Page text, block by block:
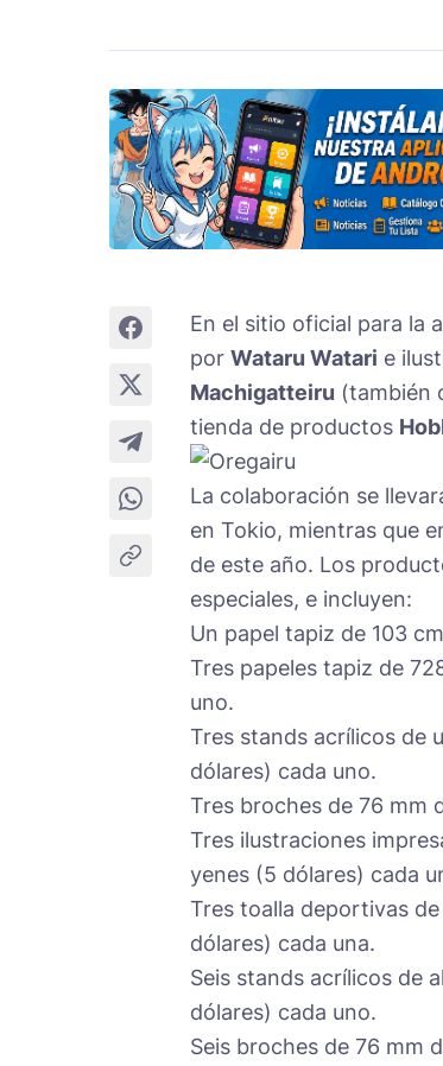
En el sitio oficial para la
por Wataru Watari e
Machigatteiru (también
tienda de productos
La colaboración se
en Tokio, mientras que
de este año. Los
especiales, e incluyen:
Un papel tapiz de 103
Tres papeles tapiz de
uno.
Tres stands acrílicos de
dólares) cada uno.
Tres broches de 76 mm
Tres ilustraciones
yenes (5 dólares) cada
Tres toalla deportivas
dólares) cada una.
Seis stands acrílicos de
dólares) cada uno.
Seis broches de 76 mm